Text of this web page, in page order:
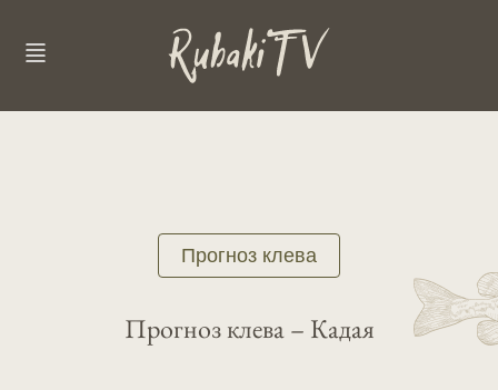
Прогноз клева
Прогноз клева – Кадая